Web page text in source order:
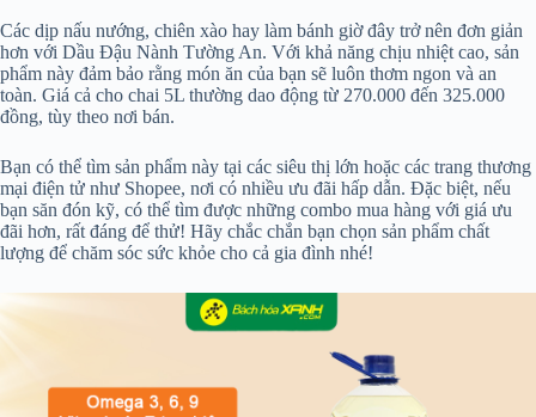
Các dịp nấu nướng, chiên xào hay làm bánh giờ đây trở nên đơn giản
hơn với Dầu Đậu Nành Tường An. Với khả năng chịu nhiệt cao, sản
phẩm này đảm bảo rằng món ăn của bạn sẽ luôn thơm ngon và an
toàn. Giá cả cho chai 5L thường dao động từ 270.000 đến 325.000
đồng, tùy theo nơi bán.
Bạn có thể tìm sản phẩm này tại các siêu thị lớn hoặc các trang thương
mại điện tử như Shopee, nơi có nhiều ưu đãi hấp dẫn. Đặc biệt, nếu
bạn săn đón kỹ, có thể tìm được những combo mua hàng với giá ưu
đãi hơn, rất đáng để thử! Hãy chắc chắn bạn chọn sản phẩm chất
lượng để chăm sóc sức khỏe cho cả gia đình nhé!